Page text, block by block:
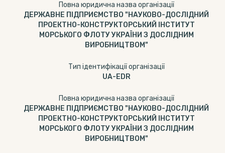
Повна юридична назва організації
ДЕРЖАВНЕ ПІДПРИЄМСТВО "НАУКОВО-ДОСЛІДНИЙ
ПРОЕКТНО-КОНСТРУКТОРСЬКИЙ ІНСТИТУТ
МОРСЬКОГО ФЛОТУ УКРАЇНИ З ДОСЛІДНИМ
ВИРОБНИЦТВОМ"
Тип ідентифікації організації
UA-EDR
Повна юридична назва організації
ДЕРЖАВНЕ ПІДПРИЄМСТВО "НАУКОВО-ДОСЛІДНИЙ
ПРОЕКТНО-КОНСТРУКТОРСЬКИЙ ІНСТИТУТ
МОРСЬКОГО ФЛОТУ УКРАЇНИ З ДОСЛІДНИМ
ВИРОБНИЦТВОМ"